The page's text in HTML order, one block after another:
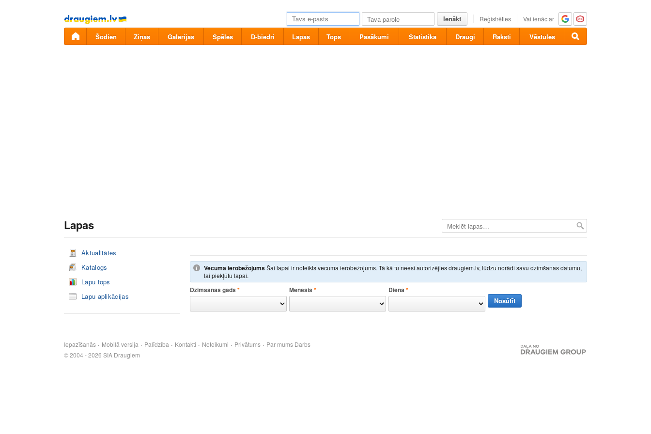
Pāriet
uz
saturu
Ienākt Reģistrēties Vai ienāc ar
Šodien Ziņas Galerijas Spēles D-biedri Lapas Tops Pasākumi Statistika Draugi Raksti Vēstules
Lapas
Aktualitātes
Katalogs
Lapu tops
Lapu aplikācijas
Vecuma ierobežojumsŠai lapai ir noteikts vecuma ierobežojums. Tā kā tu neesi autorizējies draugiem.lv, lūdzu norādi savu dzimšanas datumu,
lai piekļūtu lapai.
Dzimšanas gads * Mēnesis * Diena *
Nosūtīt
Iepazīšanās Mobilā versija Palīdzība Kontakti Noteikumi Privātums Par mums Darbs
© 2004 - 2026 SIA Draugiem